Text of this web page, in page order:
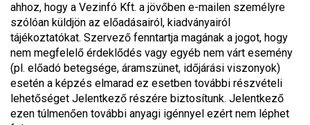
ahhoz, hogy a Vezinfó Kft. a jövőben e-mailen személyre
szólóan küldjön az előadásairól, kiadványairól
tájékoztatókat. Szervező fenntartja magának a jogot, hogy
nem megfelelő érdeklődés vagy egyéb nem várt esemény
(pl. előadó betegsége, áramszünet, időjárási viszonyok)
esetén a képzés elmarad ez esetben további részvételi
lehetőséget Jelentkező részére biztosítunk. Jelentkező
ezen túlmenően további anyagi igénnyel ezért nem léphet